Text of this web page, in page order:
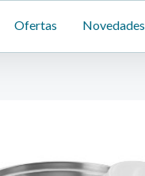
CATEGORÍAS
Ofertas Novedades